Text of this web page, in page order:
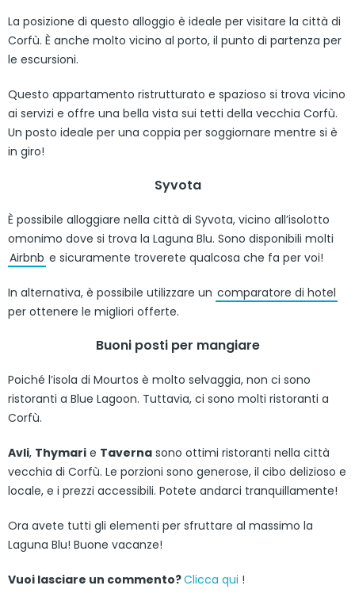
La posizione di questo alloggio è ideale per visitare la città di
Corfù. È anche molto vicino al porto, il punto di partenza per
le escursioni.
Questo appartamento ristrutturato e spazioso si trova vicino
ai servizi e offre una bella vista sui tetti della vecchia Corfù.
Un posto ideale per una coppia per soggiornare mentre si è
in giro!
Syvota
È possibile alloggiare nella città di Syvota, vicino all’isolotto
omonimo dove si trova la Laguna Blu. Sono disponibili molti
Airbnb e sicuramente troverete qualcosa che fa per voi!
In alternativa, è possibile utilizzare un comparatore di hotel
per ottenere le migliori offerte.
Buoni posti per mangiare
Poiché l’isola di Mourtos è molto selvaggia, non ci sono
ristoranti a Blue Lagoon. Tuttavia, ci sono molti ristoranti a
Corfù.
Avli, Thymari e Taverna sono ottimi ristoranti nella città
vecchia di Corfù. Le porzioni sono generose, il cibo delizioso e
locale, e i prezzi accessibili. Potete andarci tranquillamente!
Ora avete tutti gli elementi per sfruttare al massimo la
Laguna Blu! Buone vacanze!
Vuoi lasciare un commento?Clicca qui !